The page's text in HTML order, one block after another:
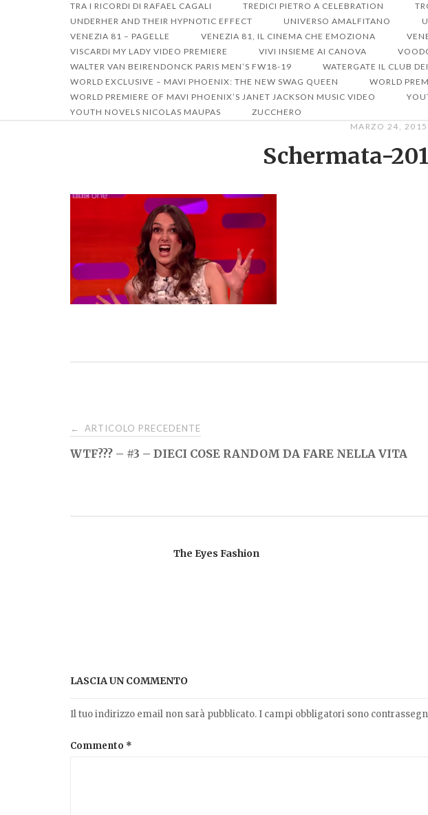
TRA I RICORDI DI RAFAEL CAGALI
TREDICI PIETRO A CELEBRATION
UNDERHER AND THEIR HYPNOTIC EFFECT
UNIVERSO AMALFITANO
VENEZIA 81 – PAGELLE
VENEZIA 81, IL CINEMA CHE EMOZIONA
VISCARDI MY LADY VIDEO PREMIERE
VIVI INSIEME AI CANOVA
WALTER VAN BEIRENDONCK PARIS MEN’S FW18-19
WATERGATE IL CLUB
WORLD EXCLUSIVE – MAVI PHOENIX: THE NEW SWAG QUEEN
WORLD
WORLD PREMIERE OF MAVI PHOENIX’S JANET JACKSON MUSIC VIDEO
YOUTH NOVELS NICOLAS MAUPAS
ZUCCHERO
MARZO 24, 2015
Schermata-
Navigazione
articoli
← ARTICOLO PRECEDENTE
WTF??? – #3 – DIECI COSE RANDOM DA FARE NELLA VITA
The Eyes Fashion
LASCIA UN COMMENTO
Il tuo indirizzo email non sarà pubblicato. I campi obbligatori sono
Commento *